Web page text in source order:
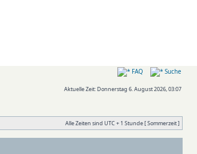
FAQ Suche
Aktuelle Zeit: Donnerstag 6. August 2026, 03:07
Alle Zeiten sind UTC + 1 Stunde [ Sommerzeit ]